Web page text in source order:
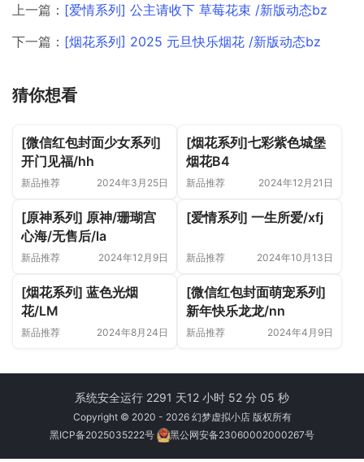
上一篇： [爱情系列] 公主请收下 草莓花束 /新版动态bz
下一篇： [烟花系列] 2025 元旦快乐烟花 /新版动态bz
猜你想看
[微信红包封面少女系列]
开门见福/hh
新品推荐 2024年3月25日
[烟花系列]七彩紫色城堡
烟花B4
新品推荐 2024年12月21日
[原神系列] 原神/珊瑚宫
心海/无售后/la
新品推荐 2024年12月9日
[爱情系列] 一生所爱/xfj
新品推荐 2024年10月13日
[烟花系列] 蓝色光烟
花/LM
新品推荐 2024年8月24日
[微信红包封面萌宠系列]
新年快乐龙龙/nn
新品推荐 2024年4月9日
系统安全运行 2291 天12 小时 52 分 05 秒
Copyright © 2020 - 2026 幻梦虚拟小店 版权所有
黑ICP备2025035222号
黑公网安备23060002000267号